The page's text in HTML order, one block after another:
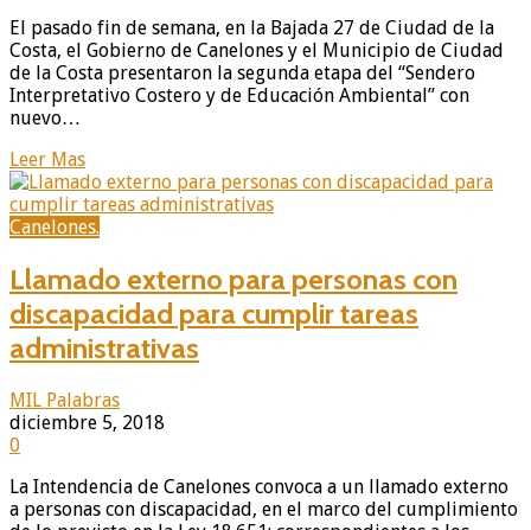
El pasado fin de semana, en la Bajada 27 de Ciudad de la
Costa, el Gobierno de Canelones y el Municipio de Ciudad
de la Costa presentaron la segunda etapa del “Sendero
Interpretativo Costero y de Educación Ambiental” con
nuevo…
Leer Mas
Canelones.
Llamado externo para personas con
discapacidad para cumplir tareas
administrativas
MIL Palabras
diciembre 5, 2018
0
La Intendencia de Canelones convoca a un llamado externo
a personas con discapacidad, en el marco del cumplimiento